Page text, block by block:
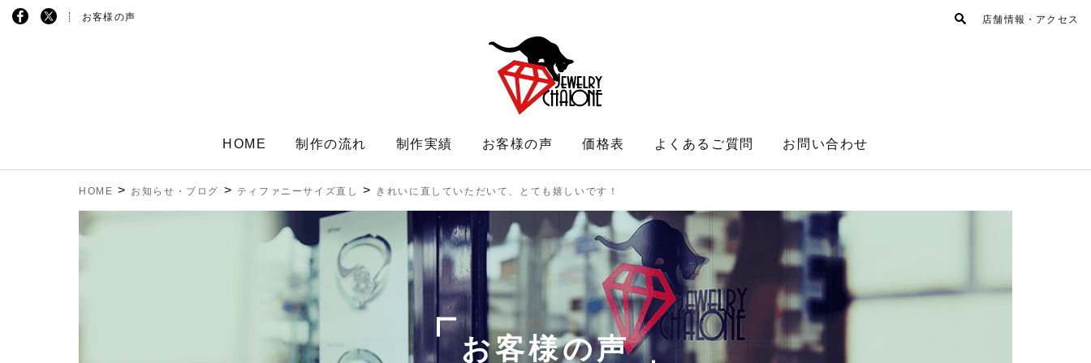
お客様の声 店舗情報・アクセス
HOME 制作の流れ 制作実績 お客様の声 価格表 よくあるご質問 お問い合わせ
HOME > お知らせ・ブログ > ティファニーサイズ直し > きれいに直していただいて、とても嬉しいです！
お客様の声